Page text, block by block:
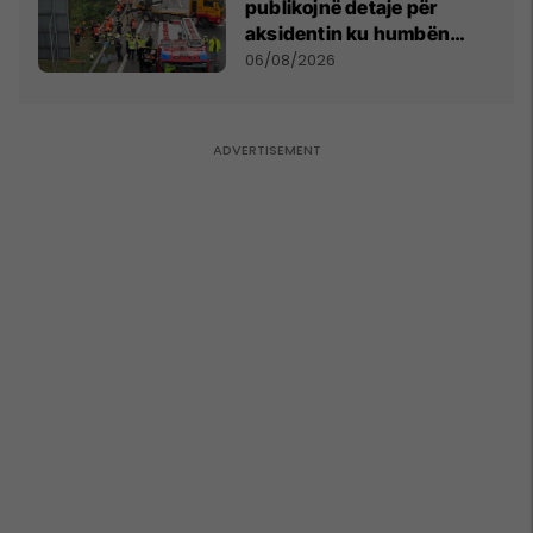
publikojnë detaje për
aksidentin ku humbën
jetën tre mërgimtarë nga
06/08/2026